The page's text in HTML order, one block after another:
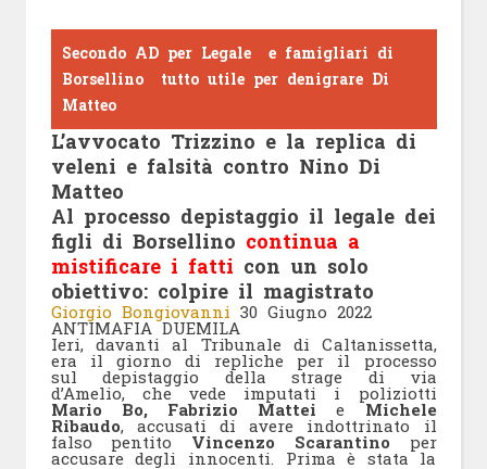
Secondo AD per Legale e famigliari di
Borsellino tutto utile per denigrare Di
Matteo
L’avvocato Trizzino e la replica di
veleni e falsità contro Nino Di
Matteo
Al processo depistaggio il legale dei
figli di Borsellino continua a
mistificare i fatti con un solo
obiettivo: colpire il magistrato
Giorgio Bongiovanni 30 Giugno 2022
ANTIMAFIA DUEMILA
Ieri, davanti al Tribunale di Caltanissetta,
era il giorno di repliche per il processo
sul depistaggio della strage di via
d’Amelio, che vede imputati i poliziotti
Mario Bo, Fabrizio Mattei eMichele
Ribaudo, accusati di avere indottrinato il
falso pentito Vincenzo Scarantino per
accusare degli innocenti. Prima è stata la